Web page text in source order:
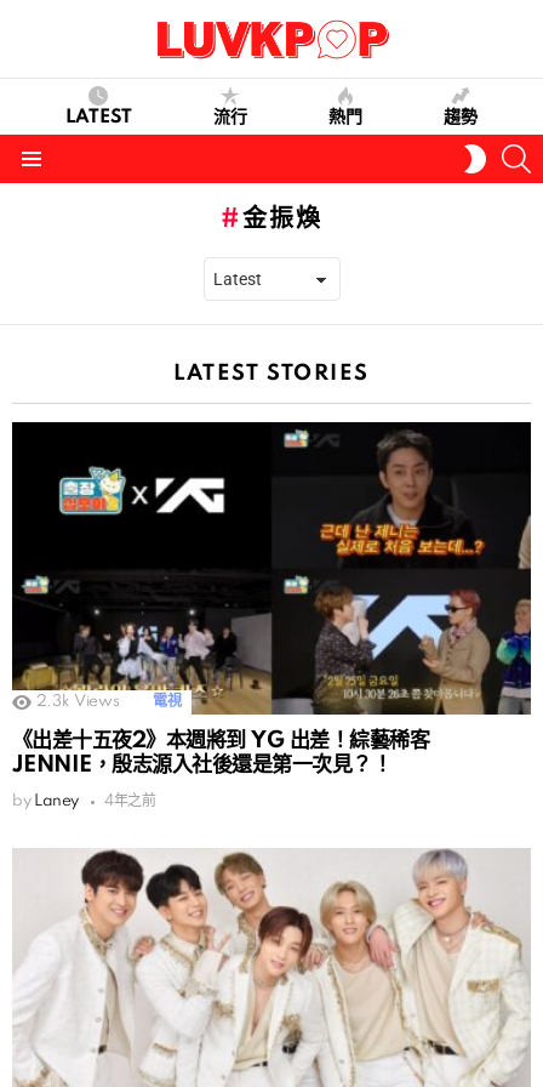
LATEST 流行 熱門 趨勢
SKIN
金振煥
LATEST STORIES
2.3k Views 電視
《出差十五夜2》本週將到 YG 出差！綜藝稀客
JENNIE，殷志源入社後還是第一次見？！
by Laney 4年之前